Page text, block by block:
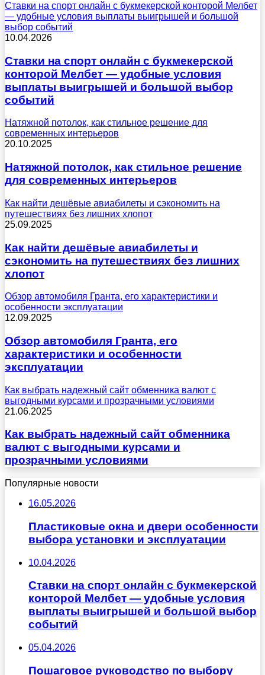
Ставки на спорт онлайн с букмекерской конторой Мелбет
— удобные условия выплаты выигрышей и большой
выбор событий
10.04.2026
Ставки на спорт онлайн с букмекерской
конторой Мелбет — удобные условия
выплаты выигрышей и большой выбор
событий
Натяжной потолок, как стильное решение для
современных интерьеров
20.10.2025
Натяжной потолок, как стильное решение
для современных интерьеров
Как найти дешёвые авиабилеты и сэкономить на
путешествиях без лишних хлопот
25.09.2025
Как найти дешёвые авиабилеты и
сэкономить на путешествиях без лишних
хлопот
Обзор автомобиля Гранта, его характеристики и
особенности эксплуатации
12.09.2025
Обзор автомобиля Гранта, его
характеристики и особенности
эксплуатации
Как выбрать надежный сайт обменника валют с
выгодными курсами и прозрачными условиями
21.06.2025
Как выбрать надежный сайт обменника
валют с выгодными курсами и
прозрачными условиями
Популярные новости
16.05.2026
Пластиковые окна и двери особенности
выбора установки и эксплуатации
10.04.2026
Ставки на спорт онлайн с букмекерской
конторой Мелбет — удобные условия
выплаты выигрышей и большой выбор
событий
05.04.2026
Пошаговое руководство по выбору